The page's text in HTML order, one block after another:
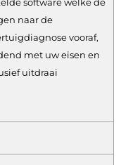
naar de
vooraf,
met uw eisen en
uitdraai